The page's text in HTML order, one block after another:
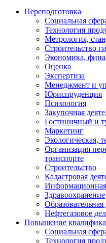
Переподготовка
Социальная
Технология
Метрология,
Строительство
Экономика,
Оценка
Экспертиза
Менеджмент и
Юриспруденция
Психология
Закупочная
Гостиничный и
Маркетинг
Экологическая,
Организация
транспорте
Строительство
Кадастровая
Информационная
Здравоохранение
Образовательная
Нефтегазовое
Повышение
Социальная
Технология